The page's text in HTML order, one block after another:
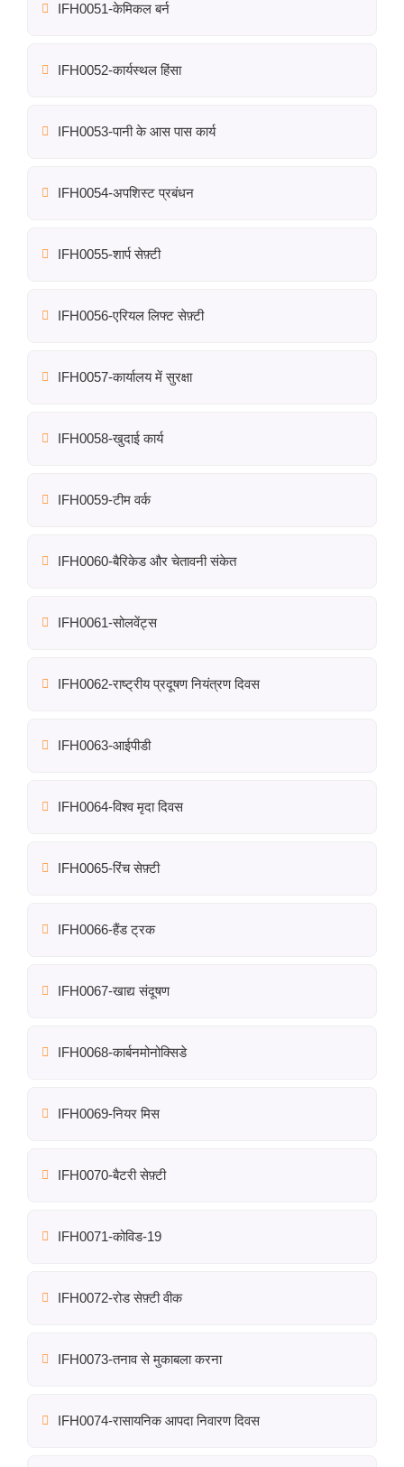
IFH0051-केमिकल बर्न
IFH0052-कार्यस्थल हिंसा
IFH0053-पानी के आस पास कार्य
IFH0054-अपशिस्ट प्रबंधन
IFH0055-शार्प सेफ़्टी
IFH0056-एरियल लिफ्ट सेफ़्टी
IFH0057-कार्यालय में सुरक्षा
IFH0058-खुदाई कार्य
IFH0059-टीम वर्क
IFH0060-बैरिकेड और चेतावनी संकेत
IFH0061-सोलवेंट्स
IFH0062-राष्ट्रीय प्रदूषण नियंत्रण दिवस
IFH0063-आईपीडी
IFH0064-विश्व मृदा दिवस
IFH0065-रिंच सेफ़्टी
IFH0066-हैंड ट्रक
IFH0067-खाद्य संदूषण
IFH0068-कार्बनमोनोक्सिडे
IFH0069-नियर मिस
IFH0070-बैटरी सेफ़्टी
IFH0071-कोविड-19
IFH0072-रोड सेफ़्टी वीक
IFH0073-तनाव से मुकाबला करना
IFH0074-रासायनिक आपदा निवारण दिवस